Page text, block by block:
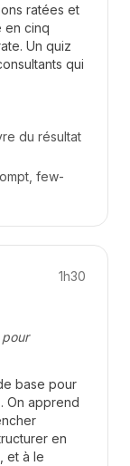
ratées et
en cinq
Un quiz
qui
du résultat
few-
1h30
base pour
On apprend
en
et à le